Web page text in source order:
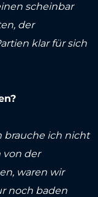
scheinbar
der
klar für sich
brauche ich nicht
von der
waren wir
noch baden